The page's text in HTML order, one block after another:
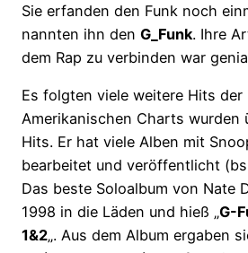
Sie erfanden den Funk noch
nannten ihn den G_Funk. Ihre
dem Rap zu verbinden war
Es folgten viele weitere Hits der
Amerikanischen Charts wurden
Hits. Er hat viele Alben mit
bearbeitet und veröffentlicht
Das beste Soloalbum von Nate
1998 in die Läden und hieß „G-
1&2„. Aus dem Album ergaben